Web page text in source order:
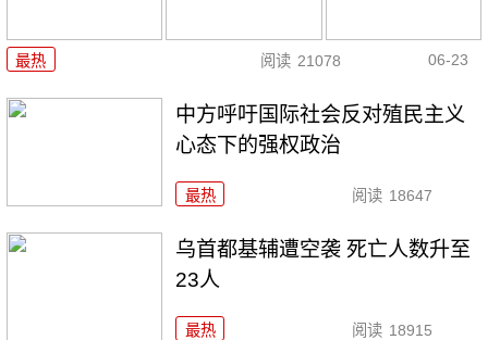
最热 阅读 21078 06-23
中方呼吁国际社会反对殖民主义
心态下的强权政治
最热 阅读 18647
乌首都基辅遭空袭 死亡人数升至
23人
最热 阅读 18915